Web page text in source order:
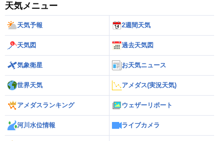
天気メニュー
天気予報 2週間天気
天気図 過去天気図
気象衛星 お天気ニュース
世界天気 アメダス(実況天気)
アメダスランキング ウェザーリポート
河川水位情報 ライブカメラ